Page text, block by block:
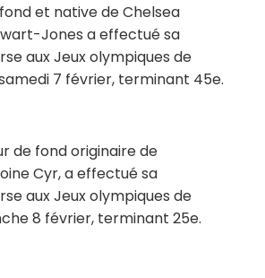
et native de Chelsea
Jones a effectué sa
aux Jeux olympiques de
7 février, terminant 45e.
de fond originaire de
Cyr, a effectué sa
aux Jeux olympiques de
8 février, terminant 25e.